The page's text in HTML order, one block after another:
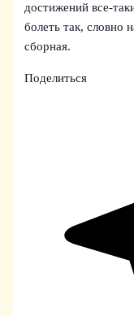
достижений все-
болеть так, словно
сборная.
Поделиться